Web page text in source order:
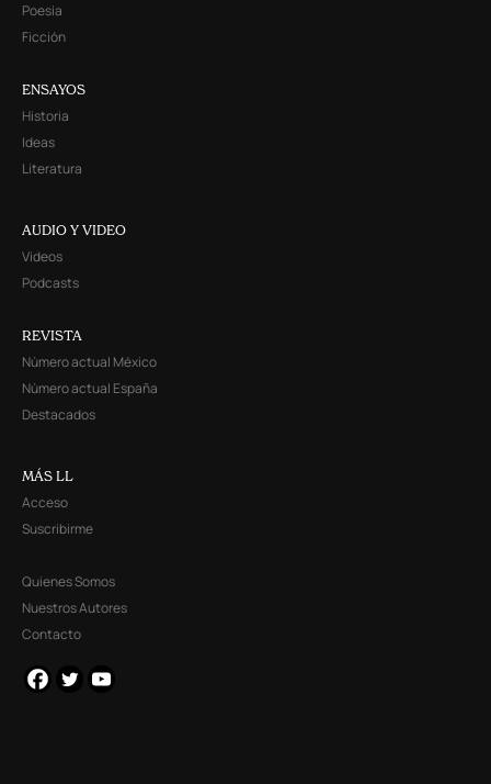
Poesía
Ficción
ENSAYOS
Historia
Ideas
Literatura
AUDIO Y VIDEO
Videos
Podcasts
REVISTA
Número actual México
Número actual España
Destacados
MÁS LL
Acceso
Suscribirme
Quienes Somos
Nuestros Autores
Contacto